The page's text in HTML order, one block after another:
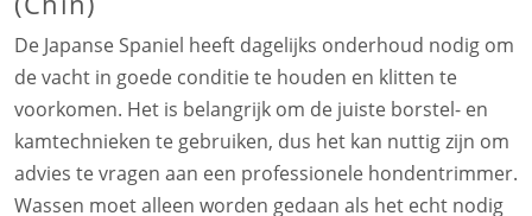
De Japanse Spaniel heeft dagelijks onderhoud nodig om
de vacht in goede conditie te houden en klitten te
voorkomen. Het is belangrijk om de juiste borstel- en
kamtechnieken te gebruiken, dus het kan nuttig zijn om
advies te vragen aan een professionele hondentrimmer.
Wassen moet alleen worden gedaan als het echt nodig